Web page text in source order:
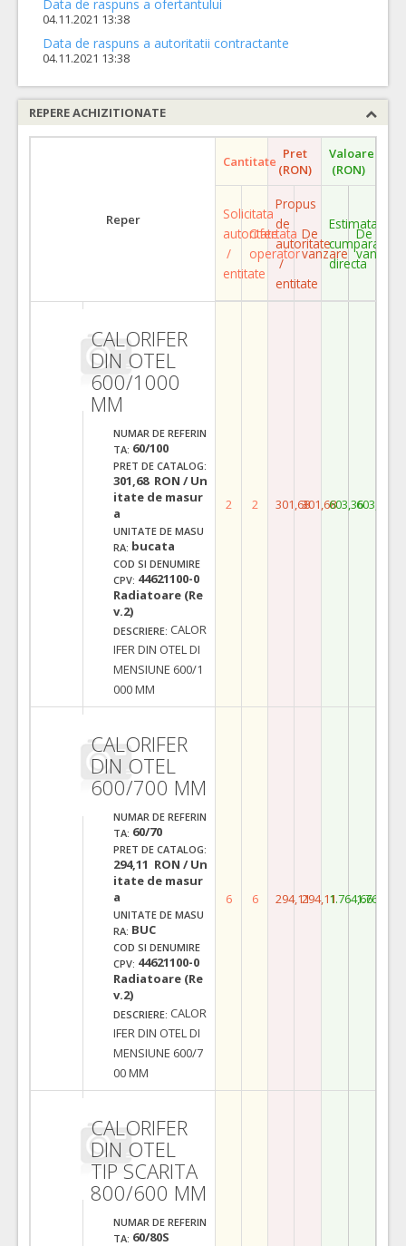
Data de raspuns a ofertantului
04.11.2021 13:38
Data de raspuns a autoritatii contractante
04.11.2021 13:38
REPERE ACHIZITIONATE
Reper
Cantitate Pret
(RON)
Valoare
(RON)
Solicitata
autoritate
/
entitate
Ofertata
operator
Propus
de
autoritate
/
entitate
De
vanzare
Estimata
cumparare
directa
De
vanzare
CALORIFER
DIN OTEL
600/1000
MM
NUMAR DE REFERIN
TA: 60/100
PRET DE CATALOG:
301,68 RON / Un
itate de masur
a
UNITATE DE MASU
RA: bucata
COD SI DENUMIRE
CPV: 44621100-0
Radiatoare (Re
v.2)
DESCRIERE: CALOR
IFER DIN OTEL DI
MENSIUNE 600/1
000 MM
2 2 301,68301,68603,36603,36
CALORIFER
DIN OTEL
600/700 MM
NUMAR DE REFERIN
TA: 60/70
PRET DE CATALOG:
294,11 RON / Un
itate de masur
a
UNITATE DE MASU
RA: BUC
COD SI DENUMIRE
CPV: 44621100-0
Radiatoare (Re
v.2)
DESCRIERE: CALOR
IFER DIN OTEL DI
MENSIUNE 600/7
00 MM
6 6 294,11294,111.764,661.764,66
CALORIFER
DIN OTEL
TIP SCARITA
800/600 MM
NUMAR DE REFERIN
TA: 60/80S